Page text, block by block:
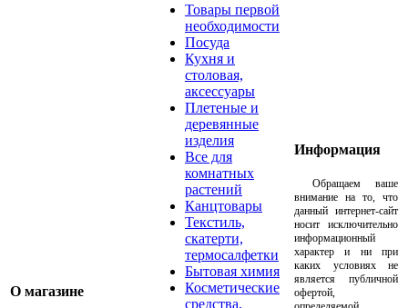
О магазине
Товары первой
необходимости
Посуда
Кухня и
столовая,
аксессуары
Плетеные и
деревянные
изделия
Все для
комнатных
растений
Канцтовары
Текстиль,
скатерти,
термосалфетки
Бытовая химия
Косметические
средства,
Информация
Обращаем ваше
внимание на то, что
данный интернет-сайт
носит исключительно
информационный
характер и ни при
каких условиях не
является публичной
офертой,